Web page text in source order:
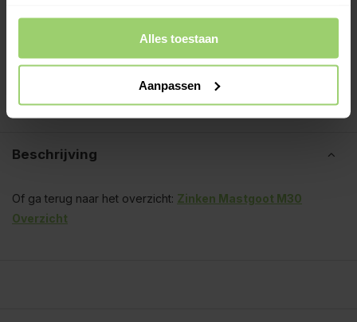
Alles toestaan
Aanpassen
Gratis verzenden vanaf €200,- excl. btw
Meer dan 10 jaar tevreden shoppers!
Beschrijving
Of ga terug naar het overzicht: Zinken Mastgoot M30
Overzicht